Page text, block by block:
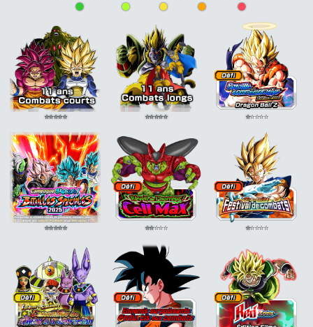
+7% DEF +7%
ATT +15%
Dimension des
dieuxATT +15% CC
+5%
Fonceur
ATT +15%
Jugement
sereinDEF +20%
Jugement
sereinDEF +25%
+7% DEF +7%
Héros justicier
+25%
Héros justicier
+25% CC +5%
• • • • •
⭐⭐⭐⭐⭐ ⭐⭐⭐⭐⭐ ⭐⭐⭐⭐⭐
⭐⭐⭐⭐⭐ ⭐⭐⭐⭐⭐ ⭐⭐⭐⭐⭐